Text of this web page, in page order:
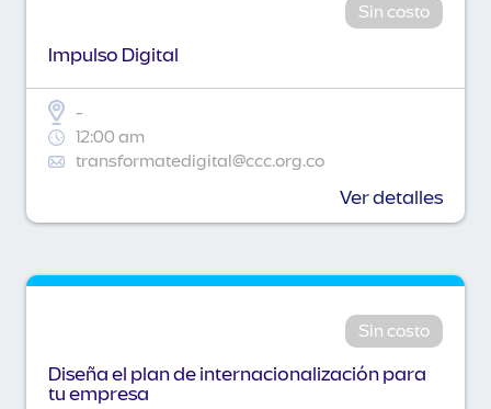
Sin costo
Impulso Digital
-
12:00 am
transformatedigital@ccc.org.co
Ver detalles
Sin costo
Diseña el plan de internacionalización para
tu empresa